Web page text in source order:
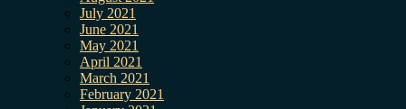
July 2021
June 2021
May 2021
April 2021
March 2021
February 2021